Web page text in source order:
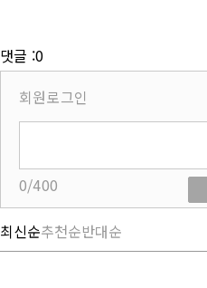
댓글 :0
회원로그인
0/400
최신순추천순반대순